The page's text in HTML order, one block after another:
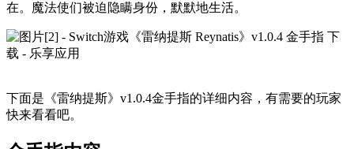
在。魔法使们被迫隐瞒身份，默默地生活。
下面是《雷纳提斯》v1.0.4金手指的详细内容，有需要的玩家
快来看看吧。